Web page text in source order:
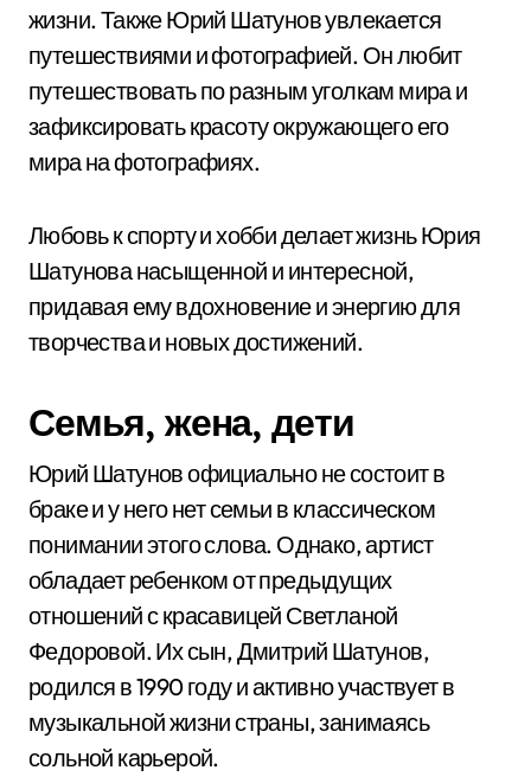
жизни. Также Юрий Шатунов увлекается
путешествиями и фотографией. Он любит
путешествовать по разным уголкам мира и
зафиксировать красоту окружающего его
мира на фотографиях.
Любовь к спорту и хобби делает жизнь Юрия
Шатунова насыщенной и интересной,
придавая ему вдохновение и энергию для
творчества и новых достижений.
Семья, жена, дети
Юрий Шатунов официально не состоит в
браке и у него нет семьи в классическом
понимании этого слова. Однако, артист
обладает ребенком от предыдущих
отношений с красавицей Светланой
Федоровой. Их сын, Дмитрий Шатунов,
родился в 1990 году и активно участвует в
музыкальной жизни страны, занимаясь
сольной карьерой.